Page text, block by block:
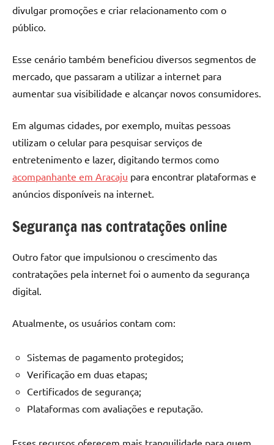
divulgar promoções e criar relacionamento com o
público.
Esse cenário também beneficiou diversos segmentos de
mercado, que passaram a utilizar a internet para
aumentar sua visibilidade e alcançar novos consumidores.
Em algumas cidades, por exemplo, muitas pessoas
utilizam o celular para pesquisar serviços de
entretenimento e lazer, digitando termos como
acompanhante em Aracaju para encontrar plataformas e
anúncios disponíveis na internet.
Segurança nas contratações online
Outro fator que impulsionou o crescimento das
contratações pela internet foi o aumento da segurança
digital.
Atualmente, os usuários contam com:
Sistemas de pagamento protegidos;
Verificação em duas etapas;
Certificados de segurança;
Plataformas com avaliações e reputação.